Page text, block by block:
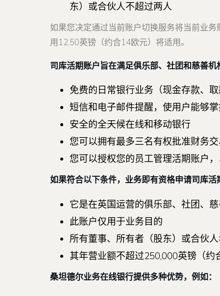
东）或合伙人不超过两人
如果您决定通过当前账户切换服务将当前业
用12.50英镑（约合14欧元）将适用。
司库活期账户旨在满足俱乐部、社团和慈善机
免费的日常银行业务（现金存款、取
短信和电子邮件提醒，使用户能够
安全的全天候在线和移动银行
您可以拥有最多三名有权批准财务
您可以授权您的员工管理活期账户
如果符合以下条件，业务即有资格申请司库活
它是在英国运营的俱乐部、社团、
此账户仅用于业务目的
所有董事、所有者（股东）或合伙
其年营业额不超过250,000英镑（约
桑坦德尔业务在线银行提供多种优势，例如：